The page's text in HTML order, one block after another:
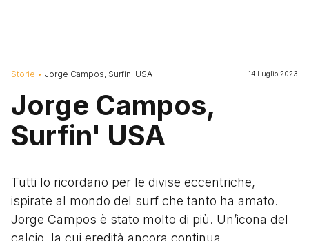
Briciole di pane
Storie Jorge Campos, Surfin' USA 14 Luglio 2023
Jorge Campos,
Surfin' USA
Tutti lo ricordano per le divise eccentriche,
ispirate al mondo del surf che tanto ha amato.
Jorge Campos è stato molto di più. Un’icona del
calcio, la cui eredità ancora continua.